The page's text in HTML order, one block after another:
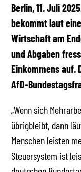
Berlin, 11. Juli
bekommt laut
Wirtschaft am
und Abgaben
Einkommens auf.
AfD-
„Wenn sich
übrigbleibt, dann
Menschen leisten
Steuersystem ist